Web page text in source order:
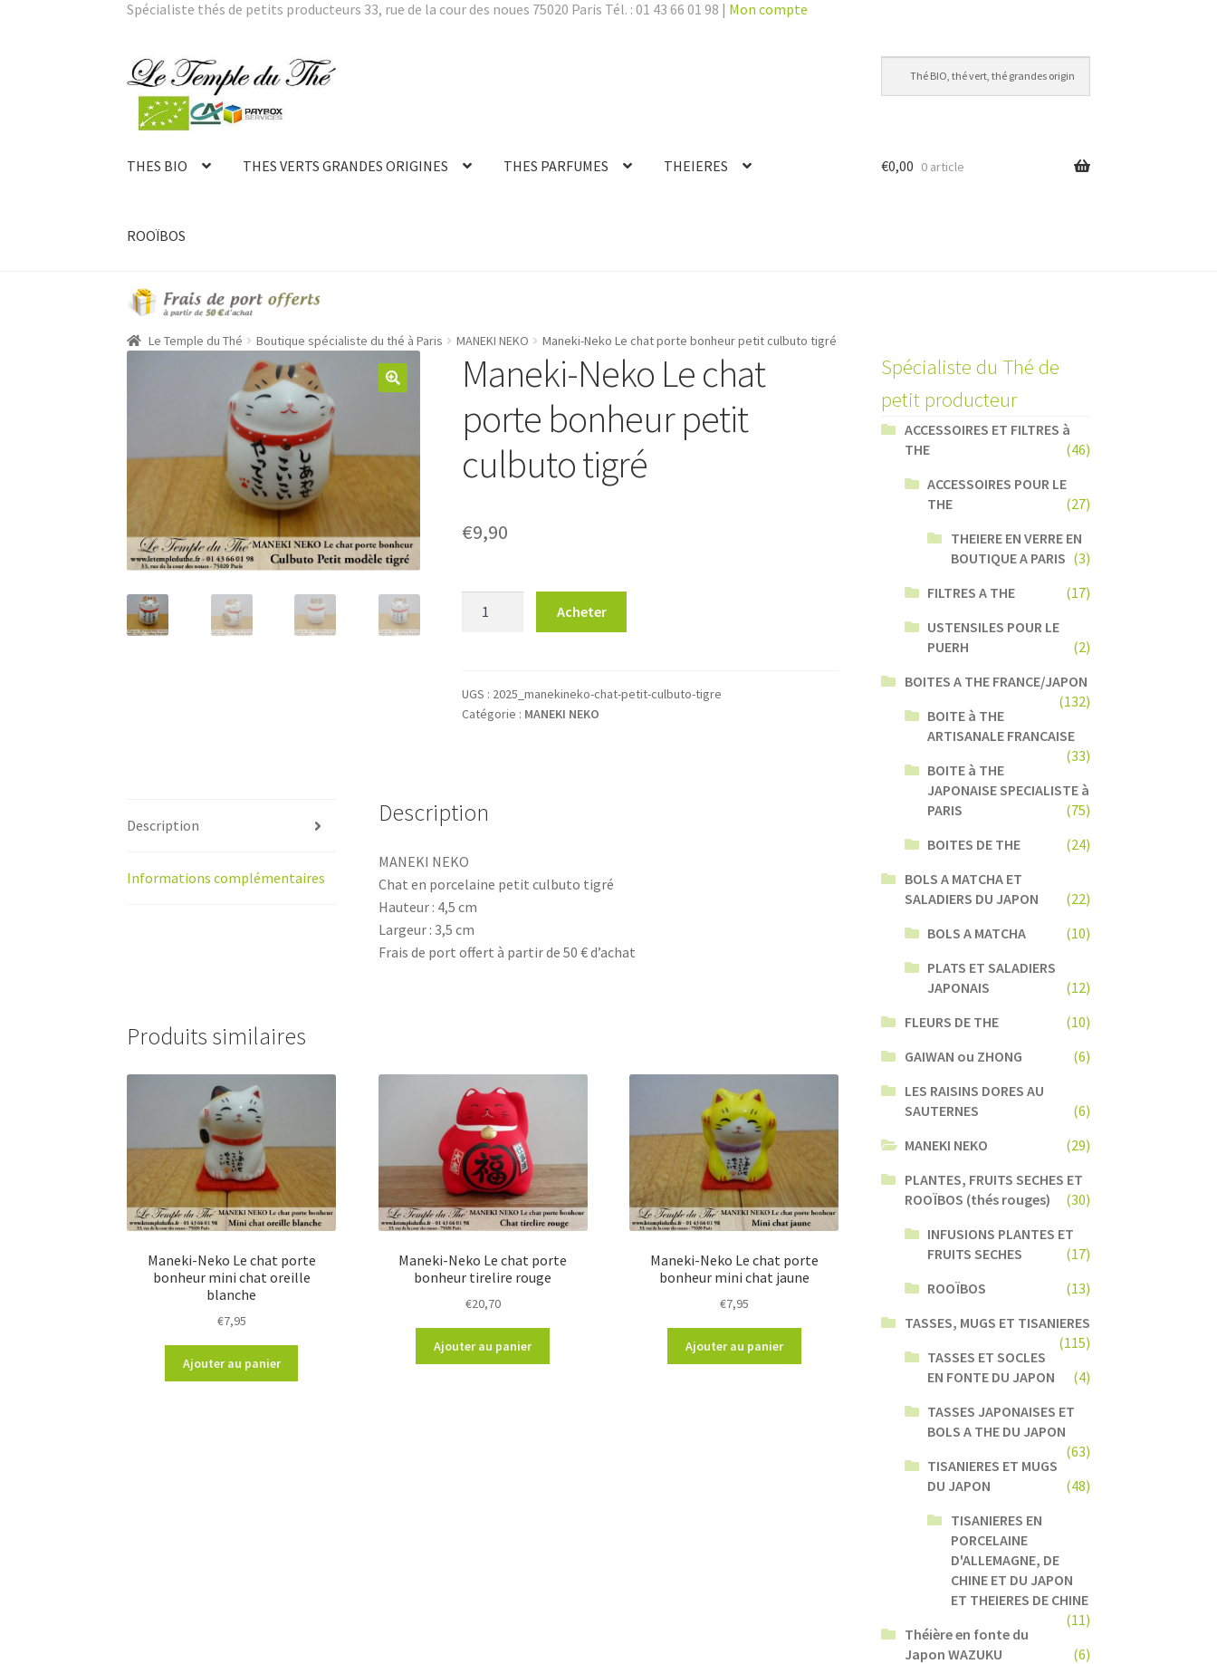
Spécialiste thés de petits producteurs 33, rue de la cour des noues 75020 Paris Tél. : 01 43 66 01 98 | Mon compte
Aller
à
navigation
Aller
au
contenu
THES BIO THES VERTS GRANDES ORIGINES THES PARFUMES THEIERES
ROOÏBOS
€0,00 0 article
Le Temple du Thé Boutique spécialiste du thé à Paris MANEKI NEKO Maneki-Neko Le chat porte bonheur petit culbuto tigré
Maneki-Neko Le chat
porte bonheur petit
culbuto tigré
€9,90
Le
chat
culbuto
Acheter
UGS : 2025_manekineko-chat-petit-culbuto-tigre
Catégorie : MANEKI NEKO
Description
Informations complémentaires
Description
MANEKI NEKO
Chat en porcelaine petit culbuto tigré
Hauteur : 4,5 cm
Largeur : 3,5 cm
Frais de port offert à partir de 50 € d’achat
Produits similaires
Maneki-Neko Le chat porte
bonheur mini chat oreille
blanche
€7,95
Ajouter au panier
Maneki-Neko Le chat porte
bonheur tirelire rouge
€20,70
Ajouter au panier
Maneki-Neko Le chat porte
bonheur mini chat jaune
€7,95
Ajouter au panier
Spécialiste du Thé de
petit producteur
ACCESSOIRES ET FILTRES à
THE
(46)
ACCESSOIRES POUR LE
THE
(27)
THEIERE EN VERRE EN
BOUTIQUE A PARIS (3)
FILTRES A THE
(17)
USTENSILES POUR LE
PUERH
(2)
BOITES A THE FRANCE/JAPON
(132)
BOITE à THE
ARTISANALE FRANCAISE
(33)
BOITE à THE
JAPONAISE SPECIALISTE à
PARIS
(75)
BOITES DE THE
(24)
BOLS A MATCHA ET
SALADIERS DU JAPON
(22)
BOLS A MATCHA
(10)
PLATS ET SALADIERS
JAPONAIS
(12)
FLEURS DE THE
(10)
GAIWAN ou ZHONG
(6)
LES RAISINS DORES AU
SAUTERNES
(6)
MANEKI NEKO
(29)
PLANTES, FRUITS SECHES ET
ROOÏBOS (thés rouges)
(30)
INFUSIONS PLANTES ET
FRUITS SECHES
(17)
ROOÏBOS
(13)
TASSES, MUGS ET TISANIERES
(115)
TASSES ET SOCLES
EN FONTE DU JAPON
(4)
TASSES JAPONAISES ET
BOLS A THE DU JAPON
(63)
TISANIERES ET MUGS
DU JAPON
(48)
TISANIERES EN
PORCELAINE
D'ALLEMAGNE, DE
CHINE ET DU JAPON
ET THEIERES DE CHINE
(11)
Théière en fonte du
Japon WAZUKU
(6)